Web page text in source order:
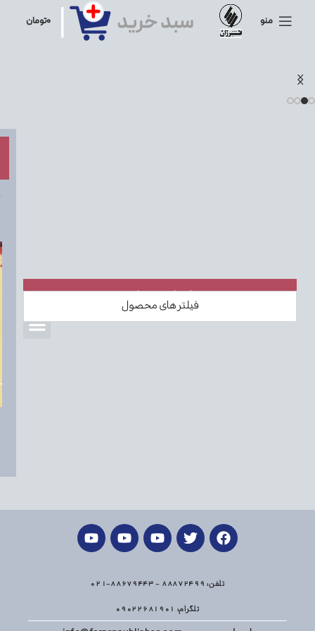
منو ۰تومان
دسته بندی موضوعی
فیلتر های محصول
تلفن: 88872499 - 88679443-021
تلگرام: 09022681901